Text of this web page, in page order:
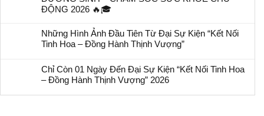
ĐỘNG 2026 🔥🎓
Những Hình Ảnh Đầu Tiên Từ Đại Sự Kiện “Kết Nối
Tinh Hoa – Đồng Hành Thịnh Vượng”
Chỉ Còn 01 Ngày Đến Đại Sự Kiện “Kết Nối Tinh Hoa
– Đồng Hành Thịnh Vượng” 2026